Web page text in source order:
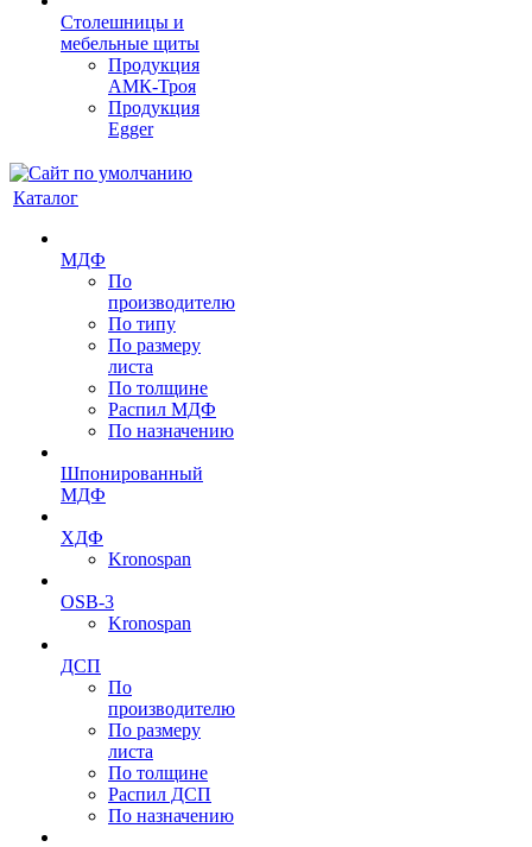
Столешницы и
мебельные щиты
Продукция
АМК-Троя
Продукция
Egger
Каталог
МДФ
По
производителю
По типу
По размеру
листа
По толщине
Распил МДФ
По назначению
Шпонированный
МДФ
ХДФ
Kronospan
OSB-3
Kronospan
ДСП
По
производителю
По размеру
листа
По толщине
Распил ДСП
По назначению